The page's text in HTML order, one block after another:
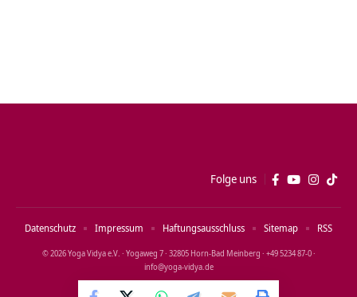
Folge uns
© 2026 Yoga Vidya e.V. · Yogaweg 7 · 32805 Horn‑Bad Meinberg · +49 5234 87‑0 ·
info@yoga‑vidya.de
Datenschutz Impressum Haftungsausschluss Sitemap RSS